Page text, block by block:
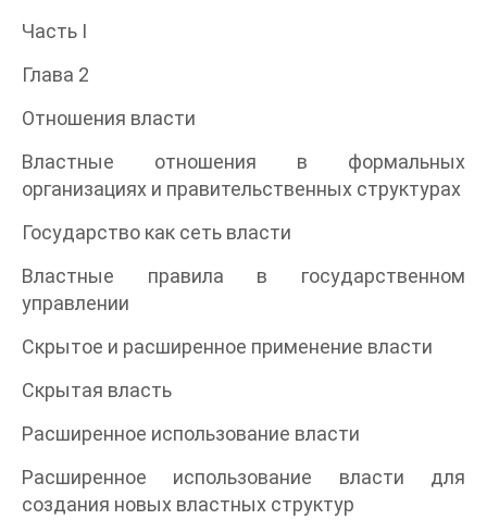
Часть I
Глава 2
Отношения власти
Властные отношения в формальных
организациях и правительственных структурах
Государство как сеть власти
Властные правила в государственном
управлении
Скрытое и расширенное применение власти
Скрытая власть
Расширенное использование власти
Расширенное использование власти для
создания новых властных структур